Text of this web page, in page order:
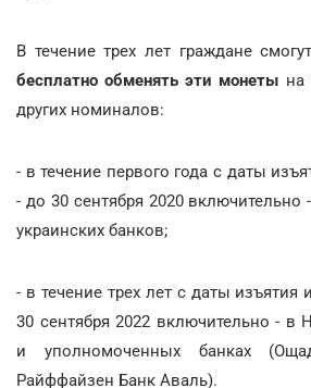
В течение трех лет граждане смогут
бесплатно обменять эти монеты на
других номиналов:
- в течение первого года с даты
- до 30 сентября 2020 включительно
украинских банков;
- в течение трех лет с даты изъятия
30 сентября 2022 включительно - в
и уполномоченных банках
Райффайзен Банк Аваль).